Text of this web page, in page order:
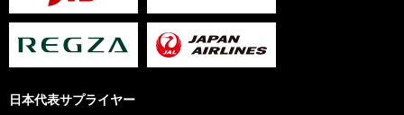
日本代表サプライヤー